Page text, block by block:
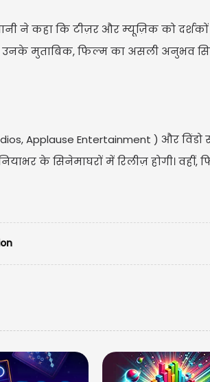
ने कहा कि टीज़र और म्यूज़िक को दर्शकों
उनके मुताबिक, फिल्म का असली अनुभव
Applause Entertainment ) और विंडो
के सिनेमाघरों में रिलीज़ होगी। वहीं,